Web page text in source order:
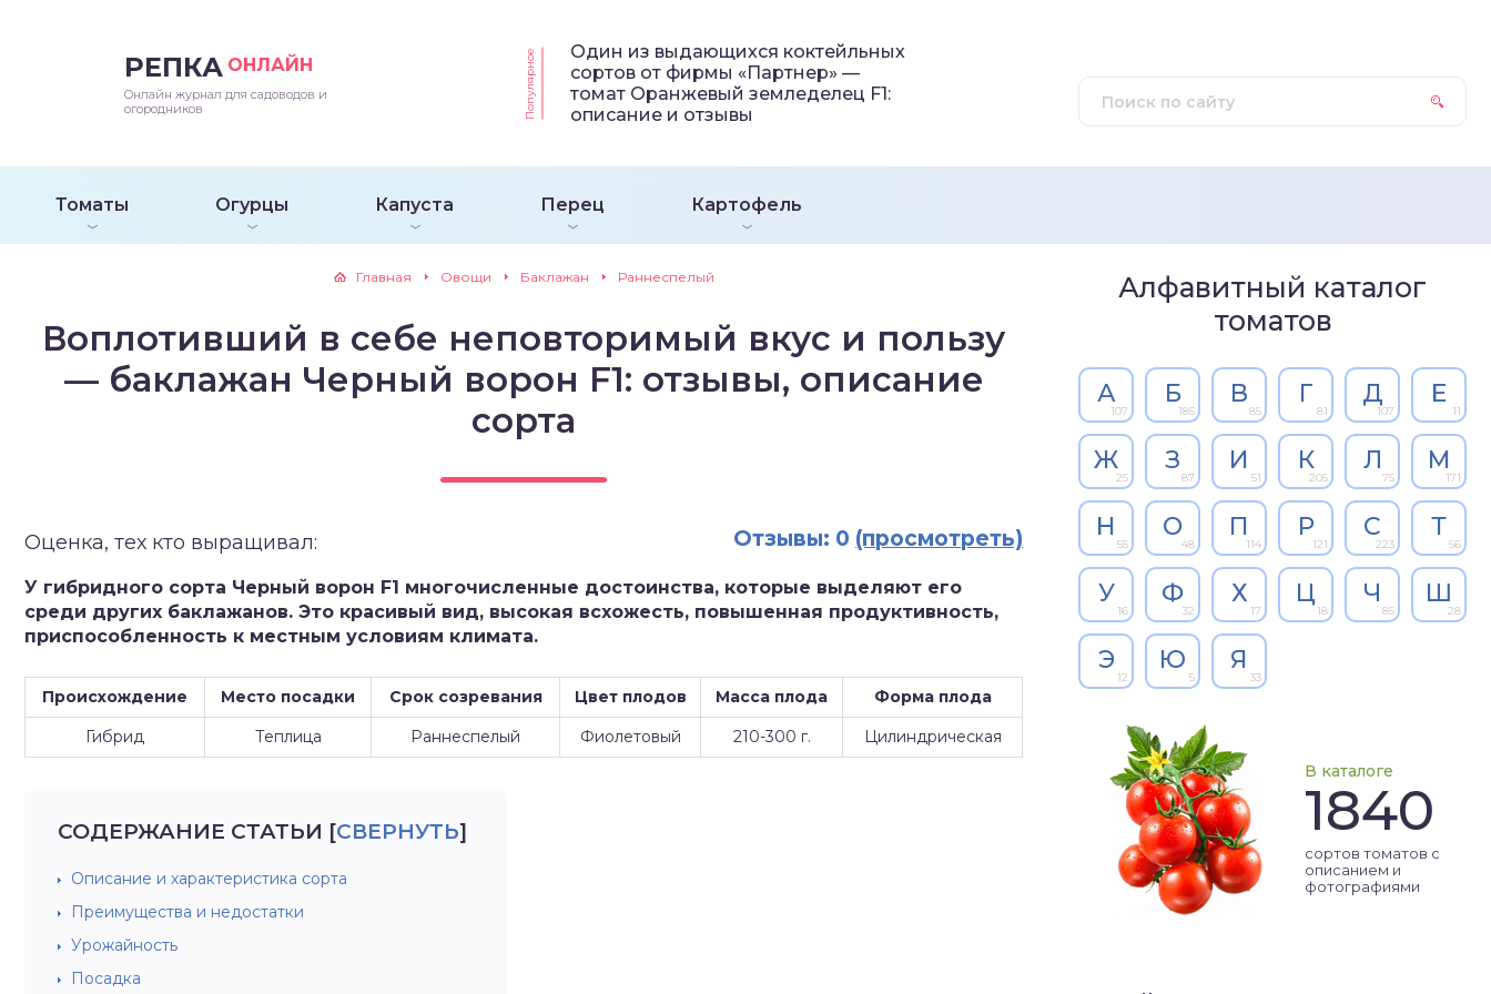
РЕПКА ОНЛАЙН
Онлайн журнал для садоводов и
огородников
Популярное
Один из выдающихся коктейльных
сортов от фирмы «Партнер» —
томат Оранжевый земледелец F1:
описание и отзывы
Томаты Огурцы Капуста Перец Картофель
Главная Овощи Баклажан Раннеспелый
Воплотивший в себе неповторимый вкус и пользу
— баклажан Черный ворон F1: отзывы, описание
сорта
Оценка, тех кто выращивал: Отзывы: 0 (просмотреть)
У гибридного сорта Черный ворон F1 многочисленные достоинства, которые выделяют его
среди других баклажанов. Это красивый вид, высокая всхожесть, повышенная продуктивность,
приспособленность к местным условиям климата.
Происхождение Место посадки Срок созревания Цвет плодов Масса плода
Форма плода
Гибрид
Теплица Раннеспелый Фиолетовый 210-300 г. Цилиндрическая
СОДЕРЖАНИЕ СТАТЬИ [СВЕРНУТЬ]
Описание и характеристика сорта
Преимущества и недостатки
Урожайность
Посадка
Алфавитный каталог
томатов
А
107
Б
185
В
85
Г
81
Д
107
Е
11
Ж
25
З
87
И
51
К
205
Л
75
М
171
Н
55
О
48
П
114
Р
121
С
223
Т
56
У
16
Ф
32
Х
17
Ц
18
Ч
85
Ш
28
Э
12
Ю
5
Я
33
В каталоге
1840
сортов томатов с
описанием и
фотографиями
и подкормки